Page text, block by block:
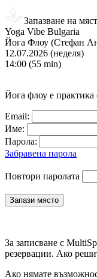
Запазване на
Yoga Vibe Bulgaria
Йога Флоу (Стефан
12.07.2026 (неделя)
14:00 (55 min)
Йога флоу е практика
Email:
Име:
Парола:
Забравена парола
Повтори паролата
За записване с
резервации. Ако
Ако нямате